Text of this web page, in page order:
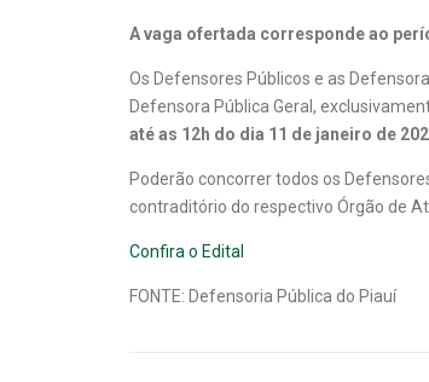
A vaga ofertada corresponde ao
Os Defensores Públicos e as
Defensora Pública Geral,
até as 12h do dia 11 de janeiro de
Poderão concorrer todos os
contraditório do respectivo Órgão de
Confira o Edital
FONTE: Defensoria Pública do Piauí